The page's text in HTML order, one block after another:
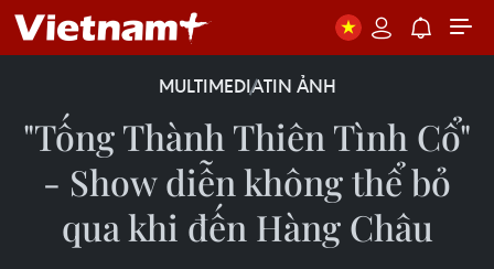
MULTIMEDIATIN ẢNH
"Tống Thành Thiên Tình Cổ"
- Show diễn không thể bỏ
qua khi đến Hàng Châu